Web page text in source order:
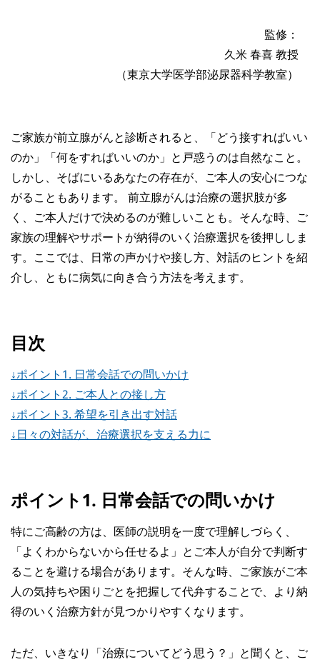
監修：
久米 春喜 教授
（東京大学医学部泌尿器科学教室）
ご家族が前立腺がんと診断されると、「どう接すればいい
のか」「何をすればいいのか」と戸惑うのは自然なこと。
しかし、そばにいるあなたの存在が、ご本人の安心につな
がることもあります。 前立腺がんは治療の選択肢が多
く、ご本人だけで決めるのが難しいことも。そんな時、ご
家族の理解やサポートが納得のいく治療選択を後押ししま
す。ここでは、日常の声かけや接し方、対話のヒントを紹
介し、ともに病気に向き合う方法を考えます。
目次
↓ポイント1. 日常会話での問いかけ
↓ポイント2. ご本人との接し方
↓ポイント3. 希望を引き出す対話
↓日々の対話が、治療選択を支える力に
ポイント1. 日常会話での問いかけ
特にご高齢の方は、医師の説明を一度で理解しづらく、
「よくわからないから任せるよ」とご本人が自分で判断す
ることを避ける場合があります。そんな時、ご家族がご本
人の気持ちや困りごとを把握して代弁することで、より納
得のいく治療方針が見つかりやすくなります。
ただ、いきなり「治療についてどう思う？」と聞くと、ご